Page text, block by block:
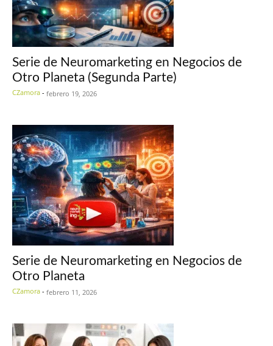
Serie de Neuromarketing en Negocios de
Otro Planeta (Segunda Parte)
CZamora - febrero 19, 2026
Serie de Neuromarketing en Negocios de
Otro Planeta
CZamora - febrero 11, 2026